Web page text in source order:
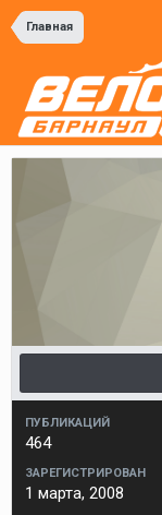
Главная
ПУБЛИКАЦИЙ
464
ЗАРЕГИСТРИРОВАН
1 марта, 2008